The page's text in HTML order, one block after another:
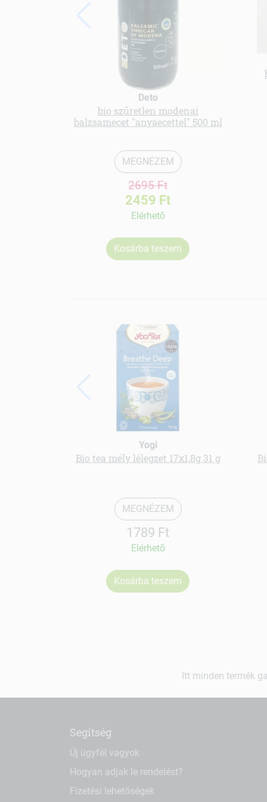
Deto
bio szűretlen modenai
balzsamecet "anyaecettel" 500 ml
MEGNÉZEM
2695 Ft
2459 Ft
Elérhetõ
Kosárba teszem
Yogi
Bio tea mély lélegzet 17x1,8g 31 g
MEGNÉZEM
1789 Ft
Elérhetõ
Kosárba teszem
Itt minden termék
Segítség
Új ügyfél vagyok
Hogyan adjak le rendelést?
Fizetési lehetőségek